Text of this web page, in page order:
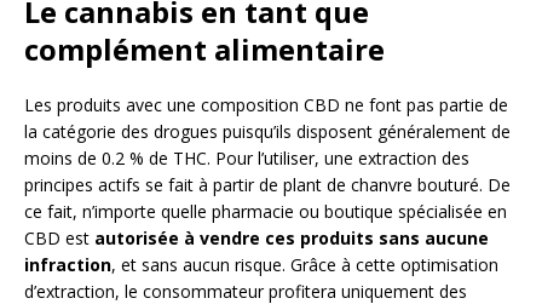
Le cannabis en tant que
complément alimentaire
Les produits avec une composition CBD ne font pas partie de
la catégorie des drogues puisqu’ils disposent généralement de
moins de 0.2 % de THC. Pour l’utiliser, une extraction des
principes actifs se fait à partir de plant de chanvre bouturé. De
ce fait, n’importe quelle pharmacie ou boutique spécialisée en
CBD est autorisée à vendre ces produits sans aucune
infraction, et sans aucun risque. Grâce à cette optimisation
d’extraction, le consommateur profitera uniquement des